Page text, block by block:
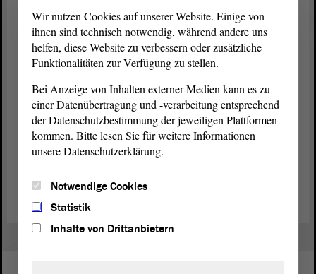
Anhalt gewählt. Foto: Stefanie Böhme
Zur Person: Dieter Steinecke
eine Enkeltochter. Seit 2001 ist er Landtagsabgeordneter, in der
laufendenLegislaturperiodewar er europapolitischer Sprecher der
CDU-Fraktion. Neben seiner Tätigkeit alsAbgeordneterengagiert
sich Steinecke unter anderem als Landesvorsitzender des Volksbunds
Deutsche Kriegsgräberfürsorge Sachsen-Anhalt e. V. und ist
Polnischen Gesellschaft e. V.
Wir nutzen Cookies auf unserer Website. Einige von
ihnen sind technisch notwendig, während andere uns
helfen, diese Website zu verbessern oder zusätzliche
Funktionalitäten zur Verfügung zu stellen.
Bei Anzeige von Inhalten externer Medien kann es zu
einer Datenübertragung und -verarbeitung entsprechend
der Datenschutzbestimmung der jeweiligen Plattformen
kommen. Bitte lesen Sie für weitere Informationen
unsere Datenschutzerklärung.
Notwendige Cookies
Statistik
Inhalte von Drittanbietern